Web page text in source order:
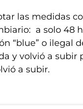
las medidas
a solo 48
“blue” o ilegal
y volvió a subir
a subir.